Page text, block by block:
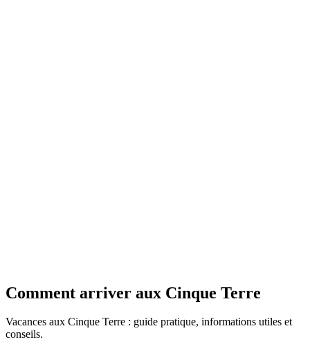
Comment arriver aux Cinque Terre
Vacances aux Cinque Terre : guide pratique, informations utiles et
conseils.